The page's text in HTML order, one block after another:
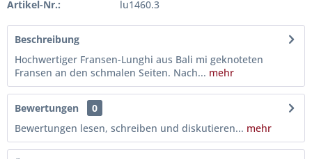
Artikel-Nr.: lu1460.3
Beschreibung
Hochwertiger Fransen-Lunghi aus Bali mi geknoteten
Fransen an den schmalen Seiten. Nach... mehr
Bewertungen
0
Bewertungen lesen, schreiben und diskutieren... mehr